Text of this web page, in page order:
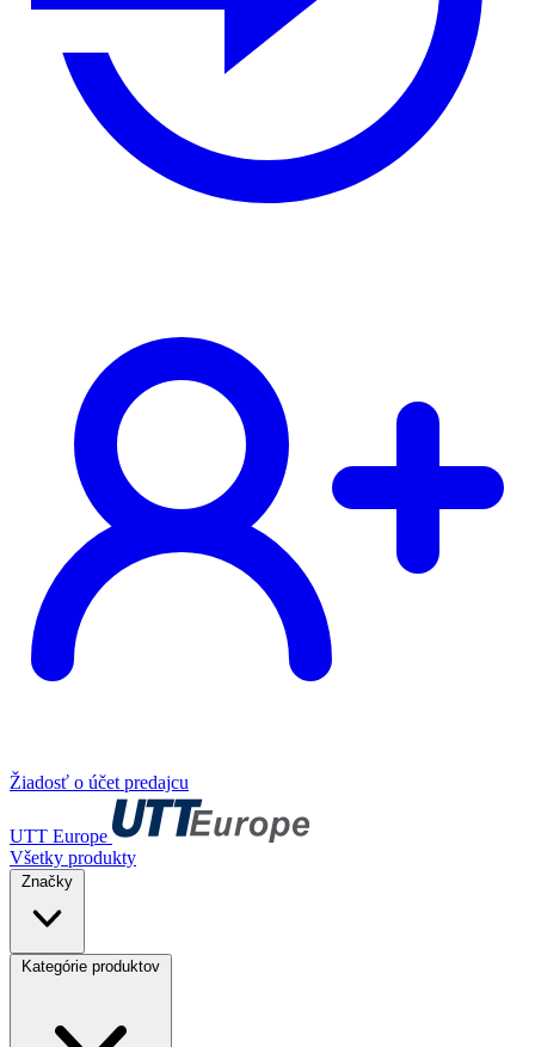
Žiadosť o účet predajcu
UTT Europe
Všetky produkty
Značky
Kategórie produktov